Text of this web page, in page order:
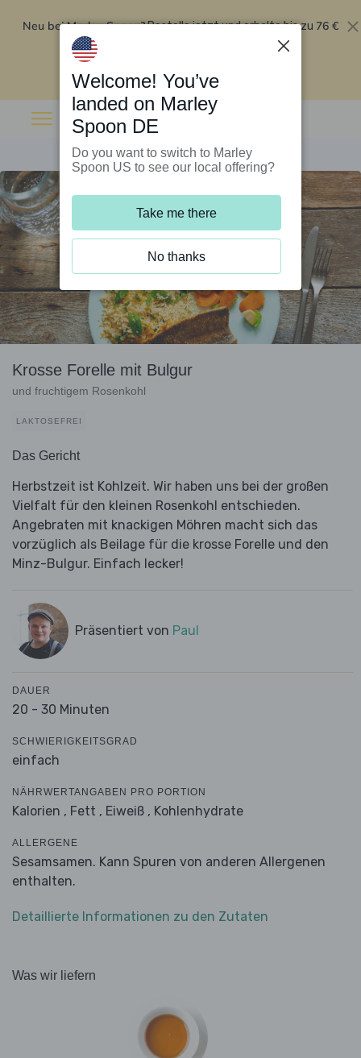
Neu bei Marley Spoon?Bestelle jetzt und erhalte bis zu 76 €
Rabatt auf deine ersten fünf Boxen
Krosse Forelle mit Bulgur
und fruchtigem Rosenkohl
LAKTOSEFREI
Das Gericht
Herbstzeit ist Kohlzeit. Wir haben uns bei der großen
Vielfalt für den kleinen Rosenkohl entschieden.
Angebraten mit knackigen Möhren macht sich das
vorzüglich als Beilage für die krosse Forelle und den
Minz-Bulgur. Einfach lecker!
Präsentiert von Paul
DAUER
20 - 30 Minuten
SCHWIERIGKEITSGRAD
einfach
NÄHRWERTANGABEN PRO PORTION
Kalorien , Fett , Eiweiß , Kohlenhydrate
ALLERGENE
Sesamsamen. Kann Spuren von anderen Allergenen
enthalten.
Detaillierte Informationen zu den Zutaten
Was wir liefern
Welcome! You’ve
landed on Marley
Spoon DE
Do you want to switch to Marley
Spoon US to see our local offering?
Take me there
No thanks